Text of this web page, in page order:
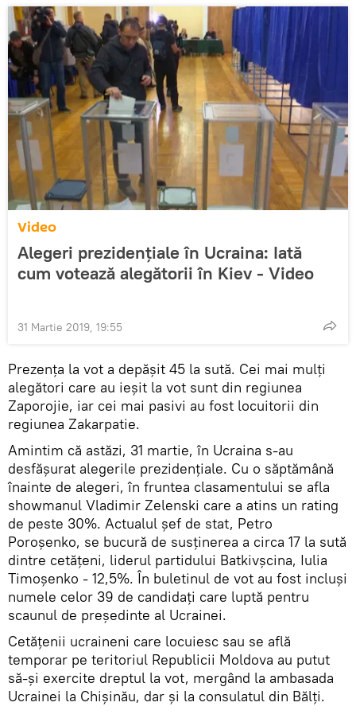
Video
Alegeri prezidențiale în Ucraina: Iată
cum votează alegătorii în Kiev - Video
31 Martie 2019, 19:55
Prezența la vot a depășit 45 la sută. Cei mai mulți
alegători care au ieșit la vot sunt din regiunea
Zaporojie, iar cei mai pasivi au fost locuitorii din
regiunea Zakarpatie.
Amintim că astăzi, 31 martie, în Ucraina s-au
desfășurat alegerile prezidențiale. Cu o săptămână
înainte de alegeri, în fruntea clasamentului se afla
showmanul Vladimir Zelenski care a atins un rating
de peste 30%. Actualul șef de stat, Petro
Poroșenko, se bucură de susținerea a circa 17 la sută
dintre cetățeni, liderul partidului Batkivșcina, Iulia
Timoșenko - 12,5%. În buletinul de vot au fost incluși
numele celor 39 de candidați care luptă pentru
scaunul de președinte al Ucrainei.
Cetățenii ucraineni care locuiesc sau se află
temporar pe teritoriul Republicii Moldova au putut
să-și exercite dreptul la vot, mergând la ambasada
Ucrainei la Chișinău, dar și la consulatul din Bălți.